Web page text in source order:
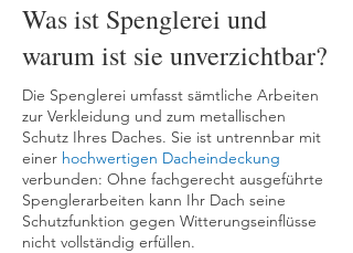
Was ist Spenglerei und
warum ist sie unverzichtbar?
Die Spenglerei umfasst sämtliche Arbeiten
zur Verkleidung und zum metallischen
Schutz Ihres Daches. Sie ist untrennbar mit
einer hochwertigen Dacheindeckung
verbunden: Ohne fachgerecht ausgeführte
Spenglerarbeiten kann Ihr Dach seine
Schutzfunktion gegen Witterungseinflüsse
nicht vollständig erfüllen.